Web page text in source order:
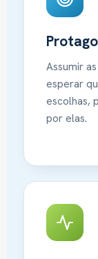
Assumir
esperar
escolhas,
por elas.